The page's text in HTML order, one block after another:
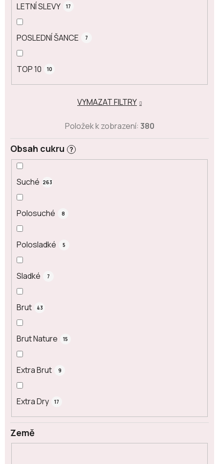
LETNÍ SLEVY 17
POSLEDNÍ ŠANCE 7
TOP 10 10
Země
Obsah cukru ?
Suché 263
Polosuché 8
Polosladké 5
Sladké 7
Brut 43
Brut Nature 15
Extra Brut 9
Extra Dry 17
VYMAZAT FILTRY
Položek k zobrazení: 380